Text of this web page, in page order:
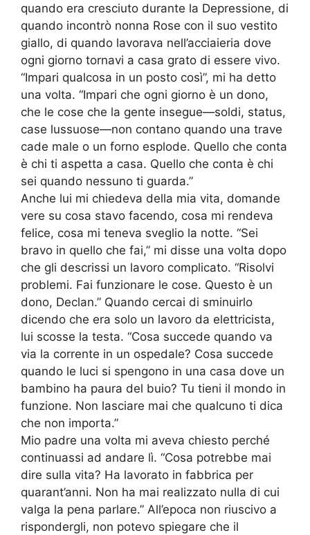
quando era cresciuto durante la Depressione, di
quando incontrò nonna Rose con il suo vestito
giallo, di quando lavorava nell’acciaieria dove
ogni giorno tornavi a casa grato di essere vivo.
“Impari qualcosa in un posto così”, mi ha detto
una volta. “Impari che ogni giorno è un dono,
che le cose che la gente insegue—soldi, status,
case lussuose—non contano quando una trave
cade male o un forno esplode. Quello che conta
è chi ti aspetta a casa. Quello che conta è chi
sei quando nessuno ti guarda.”
Anche lui mi chiedeva della mia vita, domande
vere su cosa stavo facendo, cosa mi rendeva
felice, cosa mi teneva sveglio la notte. “Sei
bravo in quello che fai,” mi disse una volta dopo
che gli descrissi un lavoro complicato. “Risolvi
problemi. Fai funzionare le cose. Questo è un
dono, Declan.” Quando cercai di sminuirlo
dicendo che era solo un lavoro da elettricista,
lui scosse la testa. “Cosa succede quando va
via la corrente in un ospedale? Cosa succede
quando le luci si spengono in una casa dove un
bambino ha paura del buio? Tu tieni il mondo in
funzione. Non lasciare mai che qualcuno ti dica
che non importa.”
Mio padre una volta mi aveva chiesto perché
continuassi ad andare lì. “Cosa potrebbe mai
dire sulla vita? Ha lavorato in fabbrica per
quarant’anni. Non ha mai realizzato nulla di cui
valga la pena parlare.” All’epoca non riuscivo a
rispondergli, non potevo spiegare che il